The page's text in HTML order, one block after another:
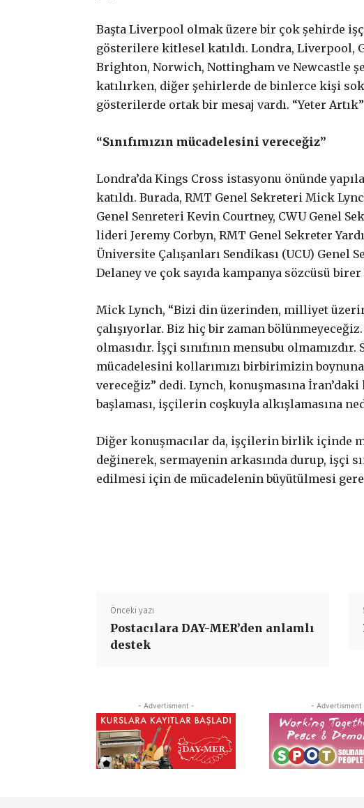
Başta Liverpool olmak üzere bir çok şehirde
gösterilere kitlesel katıldı. Londra, Liverpool,
Brighton, Norwich, Nottingham ve Newcastle
katılırken, diğer şehirlerde de binlerce kişi
gösterilerde ortak bir mesaj vardı. “Yeter Artık”
“Sınıfımızın mücadelesini vereceğiz”
Londra’da Kings Cross istasyonu önünde
katıldı. Burada, RMT Genel Sekreteri Mick
Genel Senreteri Kevin Courtney, CWU Genel
lideri Jeremy Corbyn, RMT Genel Sekreter
Üniversite Çalışanları Sendikası (UCU) Genel
Delaney ve çok sayıda kampanya sözcüsü
Mick Lynch, “Bizi din üzerinden, milliyet
çalışıyorlar. Biz hiç bir zaman
olmasıdır. İşçi sınıfının mensubu olmamızdır.
mücadelesini kollarımızı birbirimizin
vereceğiz” dedi. Lynch, konuşmasına
başlaması, işçilerin coşkuyla alkışlamasına
Diğer konuşmacılar da, işçilerin birlik içinde
değinerek, sermayenin arkasında durup, işçi
edilmesi için de mücadelenin büyütülmesi
Önceki yazı
Postacılara DAY-MER’den anlamlı
destek
- Advertisment - - Advertisment